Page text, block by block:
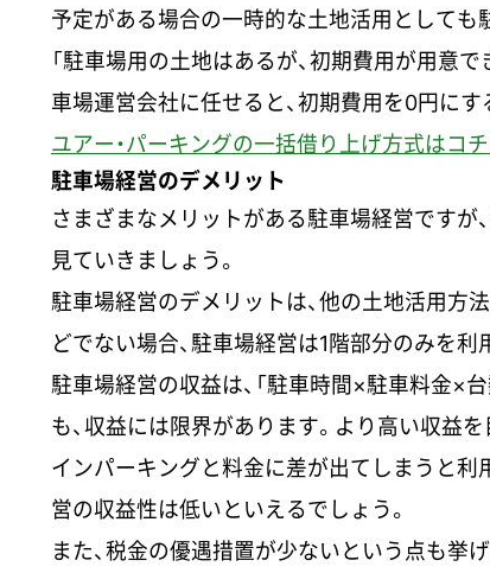
予定がある場合の一時的な土地活用としても
「駐車場用の土地はあるが、初期費用が用意
車場運営会社に任せると、初期費用を0円にす
ユアー・パーキングの一括借り上げ方式はコ
駐車場経営のデメリット
さまざまなメリットがある駐車場経営ですが
見ていきましょう。
駐車場経営のデメリットは、他の土地活用方
どでない場合、駐車場経営は1階部分のみを
駐車場経営の収益は、「駐車時間×駐車料金×
も、収益には限界があります。より高い収益
インパーキングと料金に差が出てしまうと利
営の収益性は低いといえるでしょう。
また、税金の優遇措置が少ないという点も挙